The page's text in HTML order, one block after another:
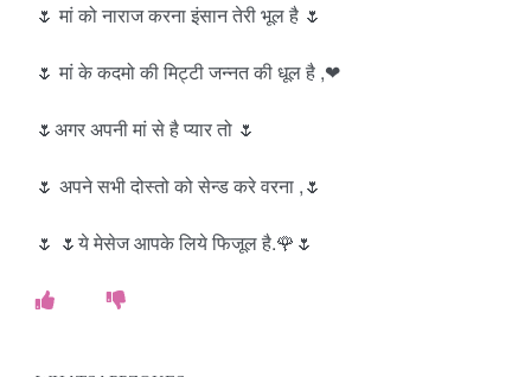
🌷 मां को नाराज करना इंसान तेरी भूल है 🌷
🌷 मां के कदमो की मिट्टी जन्नत की धूल है ,❤
🌷अगर अपनी मां से है प्यार तो 🌷
🌷 अपने सभी दोस्तो को सेन्ड करे वरना ,🌷
🌷 🌷ये मेसेज आपके लिये फिजूल है.🌹🌷